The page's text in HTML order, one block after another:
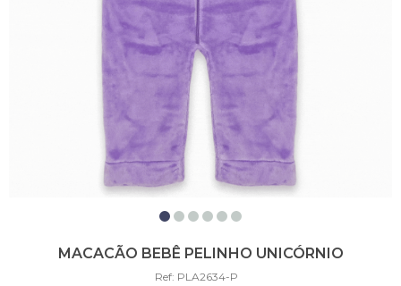
MACACÃO BEBÊ PELINHO UNICÓRNIO
Ref: PLA2634-P